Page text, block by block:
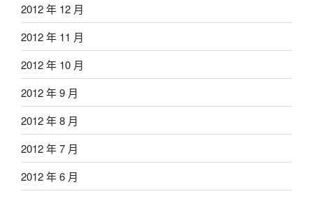
2012 年 12 月
2012 年 11 月
2012 年 10 月
2012 年 9 月
2012 年 8 月
2012 年 7 月
2012 年 6 月